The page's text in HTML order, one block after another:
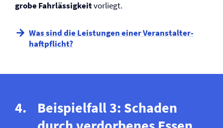
grobe Fahrlässigkeitvorliegt.
Was sind die Leistungen einer Veranstalter­
haftpflicht?
Beispielfall 3: Schaden